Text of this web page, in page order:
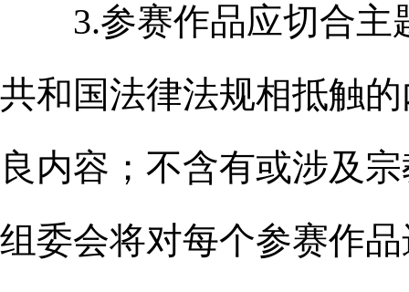
3.参赛作品应切合主
共和国法律法规相抵触
良内容；不含有或涉及
组委会将对每个参赛作